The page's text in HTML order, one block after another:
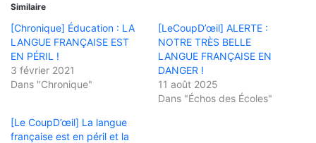
Similaire
[Chronique] Éducation : LA
LANGUE FRANÇAISE EST
EN PÉRIL !
3 février 2021
Dans "Chronique"
[LeCoupD’œil] ALERTE :
NOTRE TRÈS BELLE
LANGUE FRANÇAISE EN
DANGER !
11 août 2025
Dans "Échos des Écoles"
[Le CoupD’œil] La langue
française est en péril et la